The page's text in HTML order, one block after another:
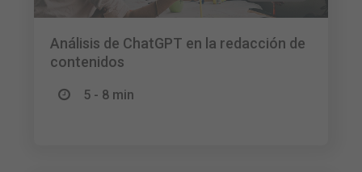
Análisis de ChatGPT en la redacción de
contenidos
5 - 8 min